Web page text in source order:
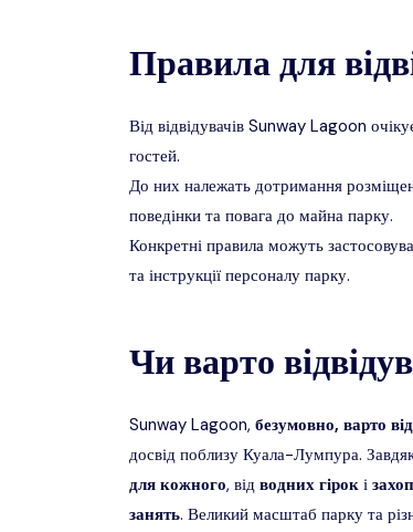
Правила для
Від відвідувачів Sunway Lagoon
гостей.
До них належать дотримання
поведінки та повага до майна парку.
Конкретні правила можуть
та інструкції персоналу парку.
Чи варто
Sunway Lagoon, безумовно, варто
досвід поблизу Куала-Лумпура.
для кожного, від водних гірок і
занять. Великий масштаб парку та